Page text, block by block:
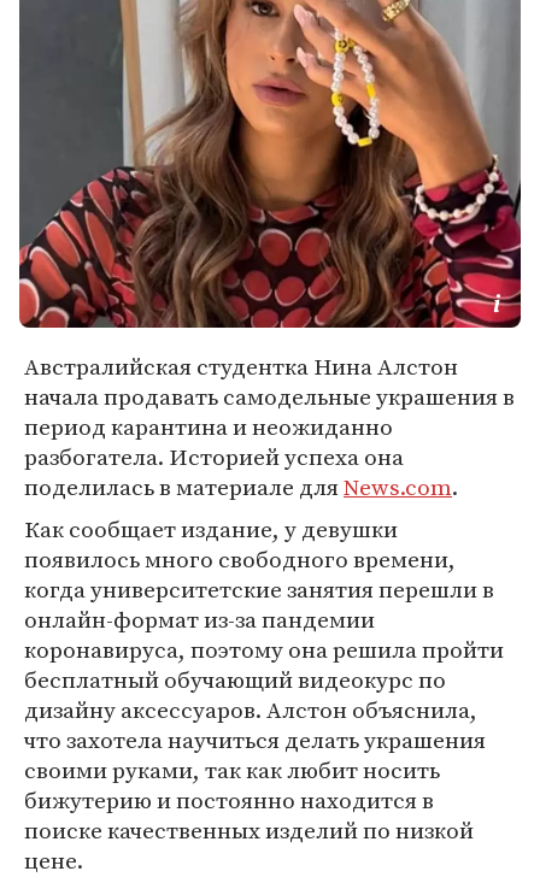
Австралийская студентка Нина Алстон
начала продавать самодельные украшения в
период карантина и неожиданно
разбогатела. Историей успеха она
поделилась в материале дляNews.com.
Как сообщает издание, у девушки
появилось много свободного времени,
когда университетские занятия перешли в
онлайн-формат из-за пандемии
коронавируса, поэтому она решила пройти
бесплатный обучающий видеокурс по
дизайну аксессуаров. Алстон объяснила,
что захотела научиться делать украшения
своими руками, так как любит носить
бижутерию и постоянно находится в
поиске качественных изделий по низкой
цене.